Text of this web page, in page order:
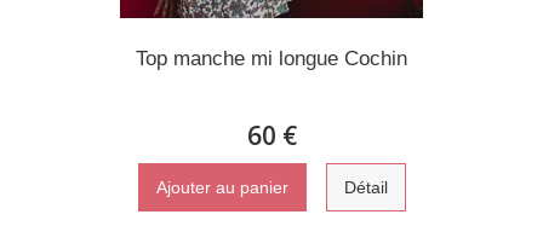
Top manche mi longue Cochin
60 €
Ajouter au panier Détail